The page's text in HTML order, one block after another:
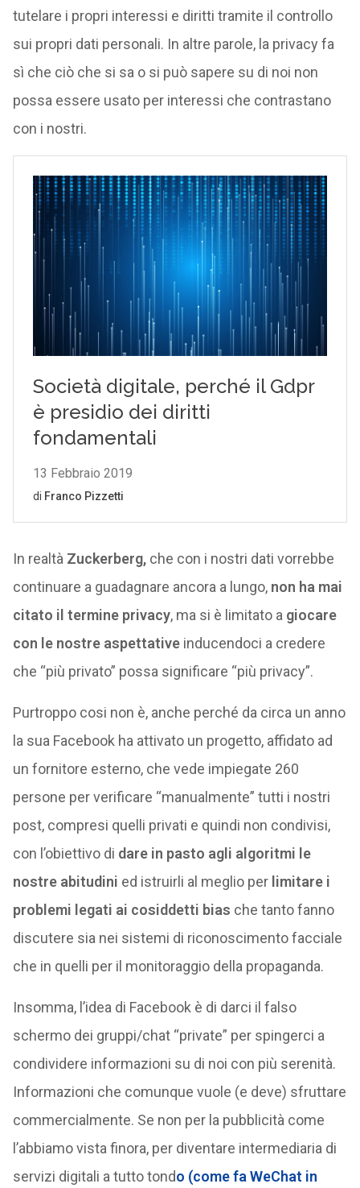
tutelare i propri interessi e diritti tramite il controllo
sui propri dati personali. In altre parole, la privacy fa
sì che ciò che si sa o si può sapere su di noi non
possa essere usato per interessi che contrastano
con i nostri.
In realtà Zuckerberg,che con i nostri dati vorrebbe
continuare a guadagnare ancora a lungo,non ha mai
citato il termine privacy, ma si è limitato a giocare
con le nostre aspettativeinducendoci a credere
che “più privato” possa significare “più privacy”.
Purtroppo cosi non è, anche perché da circa un anno
la sua Facebook ha attivato un progetto, affidato ad
un fornitore esterno, che vede impiegate 260
persone per verificare “manualmente” tutti i nostri
post, compresi quelli privati e quindi non condivisi,
con l’obiettivo di dare in pasto agli algoritmi le
nostre abitudini ed istruirli al meglio per limitare i
problemi legati ai cosiddetti bias che tanto fanno
discutere sia nei sistemi di riconoscimento facciale
che in quelli per il monitoraggio della propaganda.
Insomma, l’idea di Facebook è di darci il falso
schermo dei gruppi/chat “private” per spingerci a
condividere informazioni su di noi con più serenità.
Informazioni che comunque vuole (e deve) sfruttare
commercialmente. Se non per la pubblicità come
l’abbiamo vista finora, per diventare intermediaria di
servizi digitali a tutto tondo (come fa WeChat in